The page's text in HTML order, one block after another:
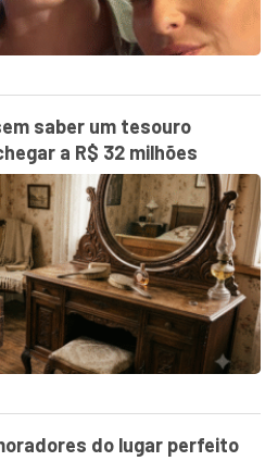
saber um tesouro
a R$ 32 milhões
do lugar perfeito